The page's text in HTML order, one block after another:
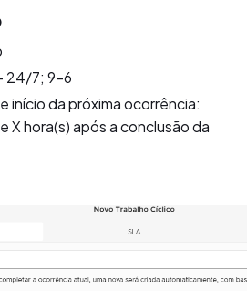
24/7; 9-6
início da próxima ocorrência:
X hora(s) após a conclusão da